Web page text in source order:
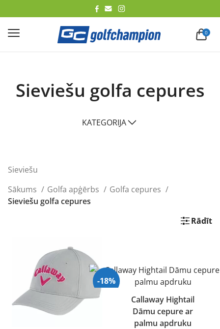
0
Sieviešu golfa cepures
KATEGORIJA
Sieviešu
Sākums
Golfa apģērbs
Golfa cepures
Sieviešu golfa cepures
Rādīt
-18%
Callaway Hightail
Dāmu cepure ar
palmu apdruku